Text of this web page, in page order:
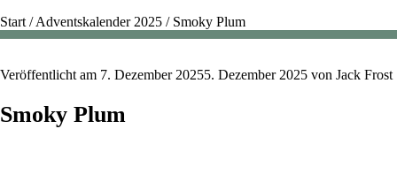
Start /Adventskalender 2025 / Smoky Plum
Veröffentlicht am 7. Dezember 20255. Dezember 2025 von Jack Frost
Smoky Plum